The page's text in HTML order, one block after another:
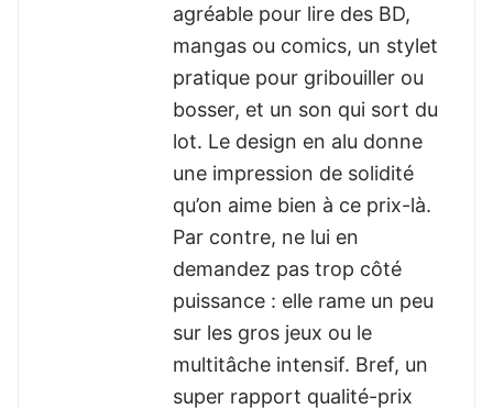
agréable pour lire des BD,
mangas ou comics, un stylet
pratique pour gribouiller ou
bosser, et un son qui sort du
lot. Le design en alu donne
une impression de solidité
qu’on aime bien à ce prix-là.
Par contre, ne lui en
demandez pas trop côté
puissance : elle rame un peu
sur les gros jeux ou le
multitâche intensif. Bref, un
super rapport qualité-prix